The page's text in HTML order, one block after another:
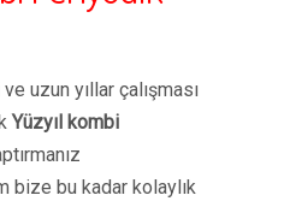
uzun yıllar çalışması
Yüzyıl kombi
bize bu kadar kolaylık